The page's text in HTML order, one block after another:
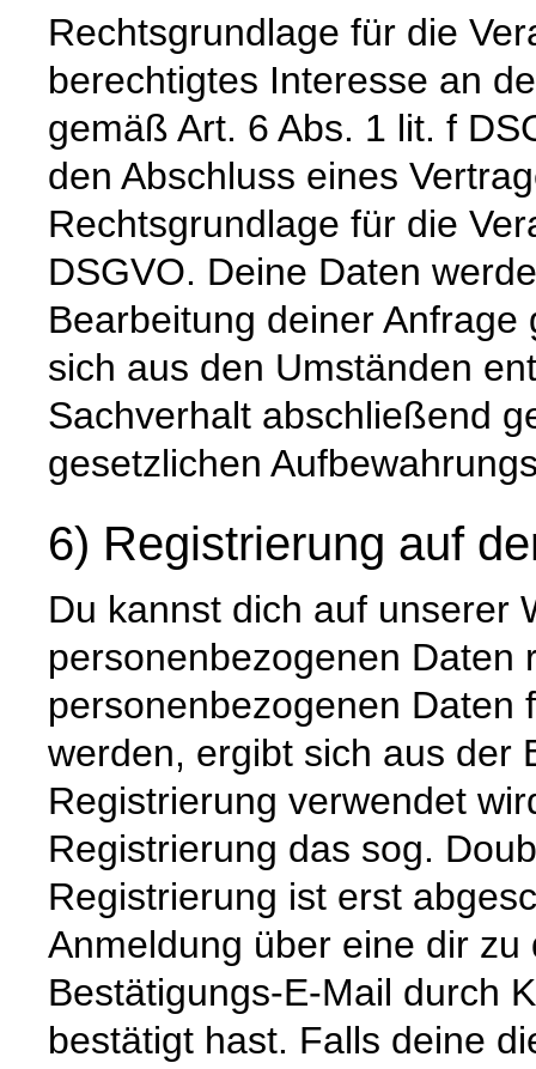
Rechtsgrundlage für die
berechtigtes Interesse an
gemäß Art. 6 Abs. 1 lit. f
den Abschluss eines
Rechtsgrundlage für die
DSGVO. Deine Daten
Bearbeitung deiner
sich aus den Umständen
Sachverhalt abschließend
gesetzlichen
6) Registrierung auf
Du kannst dich auf unserer
personenbezogenen Daten
personenbezogenen Daten
werden, ergibt sich aus der
Registrierung verwendet
Registrierung das sog.
Registrierung ist erst
Anmeldung über eine dir
Bestätigungs-E-Mail durch
bestätigt hast. Falls deine